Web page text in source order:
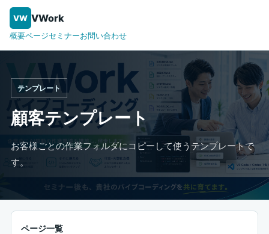
VW VWork
概要ページセミナーお問い合わせ
テンプレート
顧客テンプレート
お客様ごとの作業フォルダにコピーして使うテンプレートで
す。
ページ一覧